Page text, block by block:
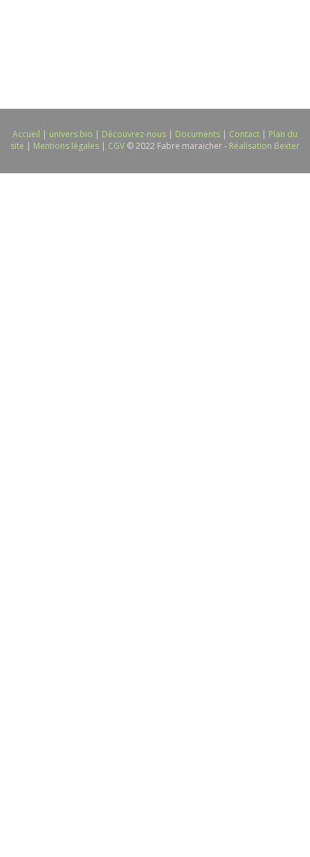
Accueil | univers bio | Découvrez-nous | Documents | Contact | Plan du
site | Mentions légales | CGV © 2022 Fabre maraicher - Réalisation Bexter